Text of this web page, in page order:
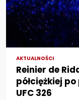
AKTUALNOŚCI
Reinier de
półciężkiej
UFC 326